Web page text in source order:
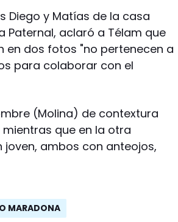
Diego y Matías de la casa
Paternal, aclaró a Télam que
en dos fotos "no pertenecen a
para colaborar con el
(Molina) de contextura
que en la otra
ambos con anteojos,
MARADONA